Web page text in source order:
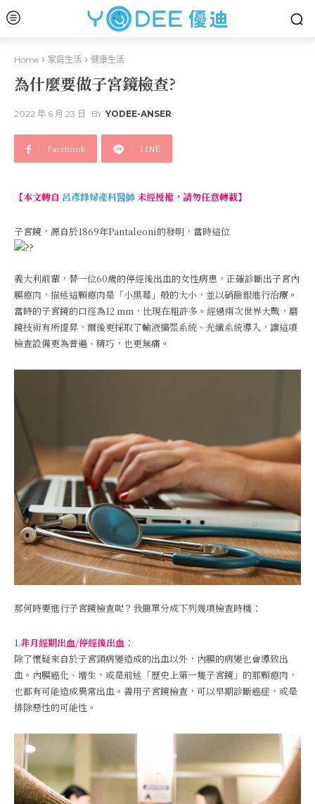
Home 家庭生活 健康生活
為什麼要做子宮鏡檢查?
2022 年 6 月 23 日 BY YODEE-ANSER
Facebook LINE
【本文轉自 呂彥鋒婦產科醫師 未經授權，請勿任意轉載】
子宮鏡，源自於1869年Pantaleoni的發明，當時這位
義大利前輩，替一位60歲的停經後出血的女性病患，正確診斷出子宮內
膜瘜肉，描述這顆瘜肉是「小黑莓」般的大小，並以硝酸銀進行治療。
當時的子宮鏡的口徑為12 mm，比現在粗許多。經過兩次世界大戰，磨
鏡技術有所提昇，爾後更採取了輸液擴張系統、光纖系統導入，讓這項
檢查設備更為普遍、精巧，也更無痛。
那何時要進行子宮鏡檢查呢？我簡單分成下列幾項檢查時機：
1.非月經期出血/停經後出血 ：
除了懷疑來自於子宮頸病變造成的出血以外，內膜的病變也會導致出
血。內膜癌化、增生，或是前述「歷史上第一隻子宮鏡」的那顆瘜肉，
也都有可能造成異常出血。善用子宮鏡檢查，可以早期診斷癌症，或是
排除惡性的可能性。